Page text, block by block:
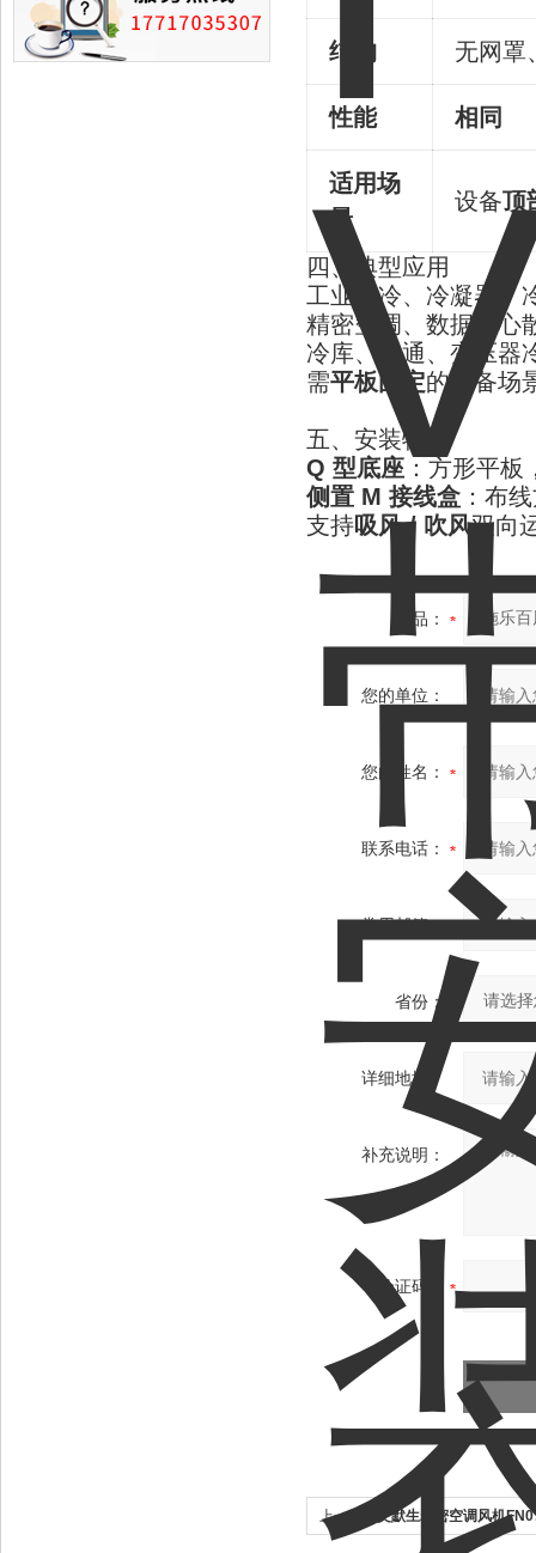
结构 无网罩
性能 相同
适用场
景
设备顶
四、典型应用
工业制冷、冷凝器、
精密空调、数据中心
冷库、暖通、变压器
需平板固定的设备场
五、安装特点
Q 型底座 ：方形平
侧置 M 接线盒 ：布
支持吸风 / 吹风双向
产品：
您的单位：
您的姓名：
联系电话：
常用邮箱：
省份：
详细地址：
补充说明：
验证码：
上一个： 艾默生精密空调风机